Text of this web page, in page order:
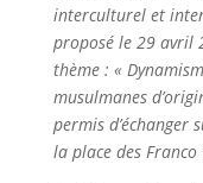
interculturel et
proposé le 29 avril
thème : «
musulmanes
permis d’échanger
la place des Franco